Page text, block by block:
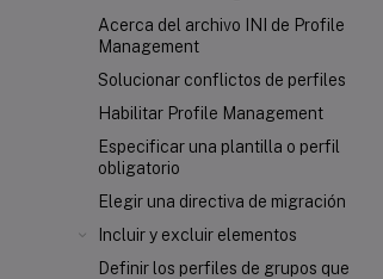
Acerca del archivo INI de Profile
Management
Solucionar conflictos de perfiles
Habilitar Profile Management
Especificar una plantilla o perfil
obligatorio
Elegir una directiva de migración
Incluir y excluir elementos
Definir los perfiles de grupos que